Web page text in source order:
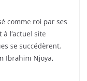
comme roi par ses
l’actuel site
se succédèrent,
Ibrahim Njoya,